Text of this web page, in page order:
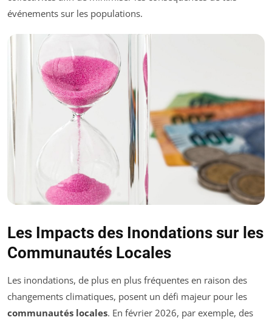
événements sur les populations.
Les Impacts des Inondations sur les
Communautés Locales
Les inondations, de plus en plus fréquentes en raison des
changements climatiques, posent un défi majeur pour les
communautés locales. En février 2026, par exemple, des